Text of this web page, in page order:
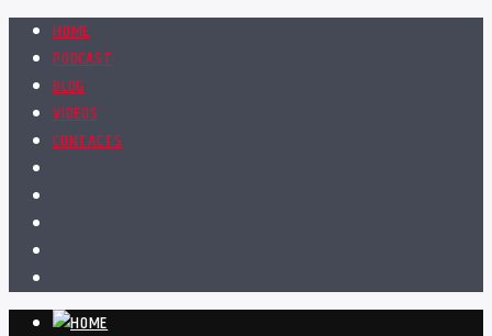
HOME
PODCAST
BLOG
VIDEOS
CONTACTS